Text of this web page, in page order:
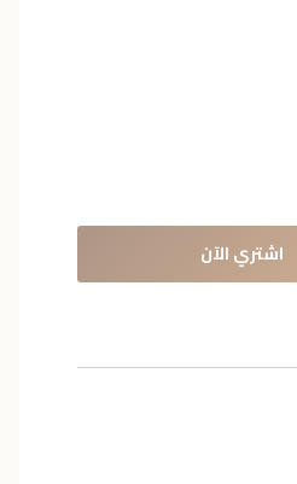
اشتري الآن